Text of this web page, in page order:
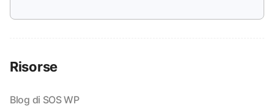
Risorse
Blog di SOS WP